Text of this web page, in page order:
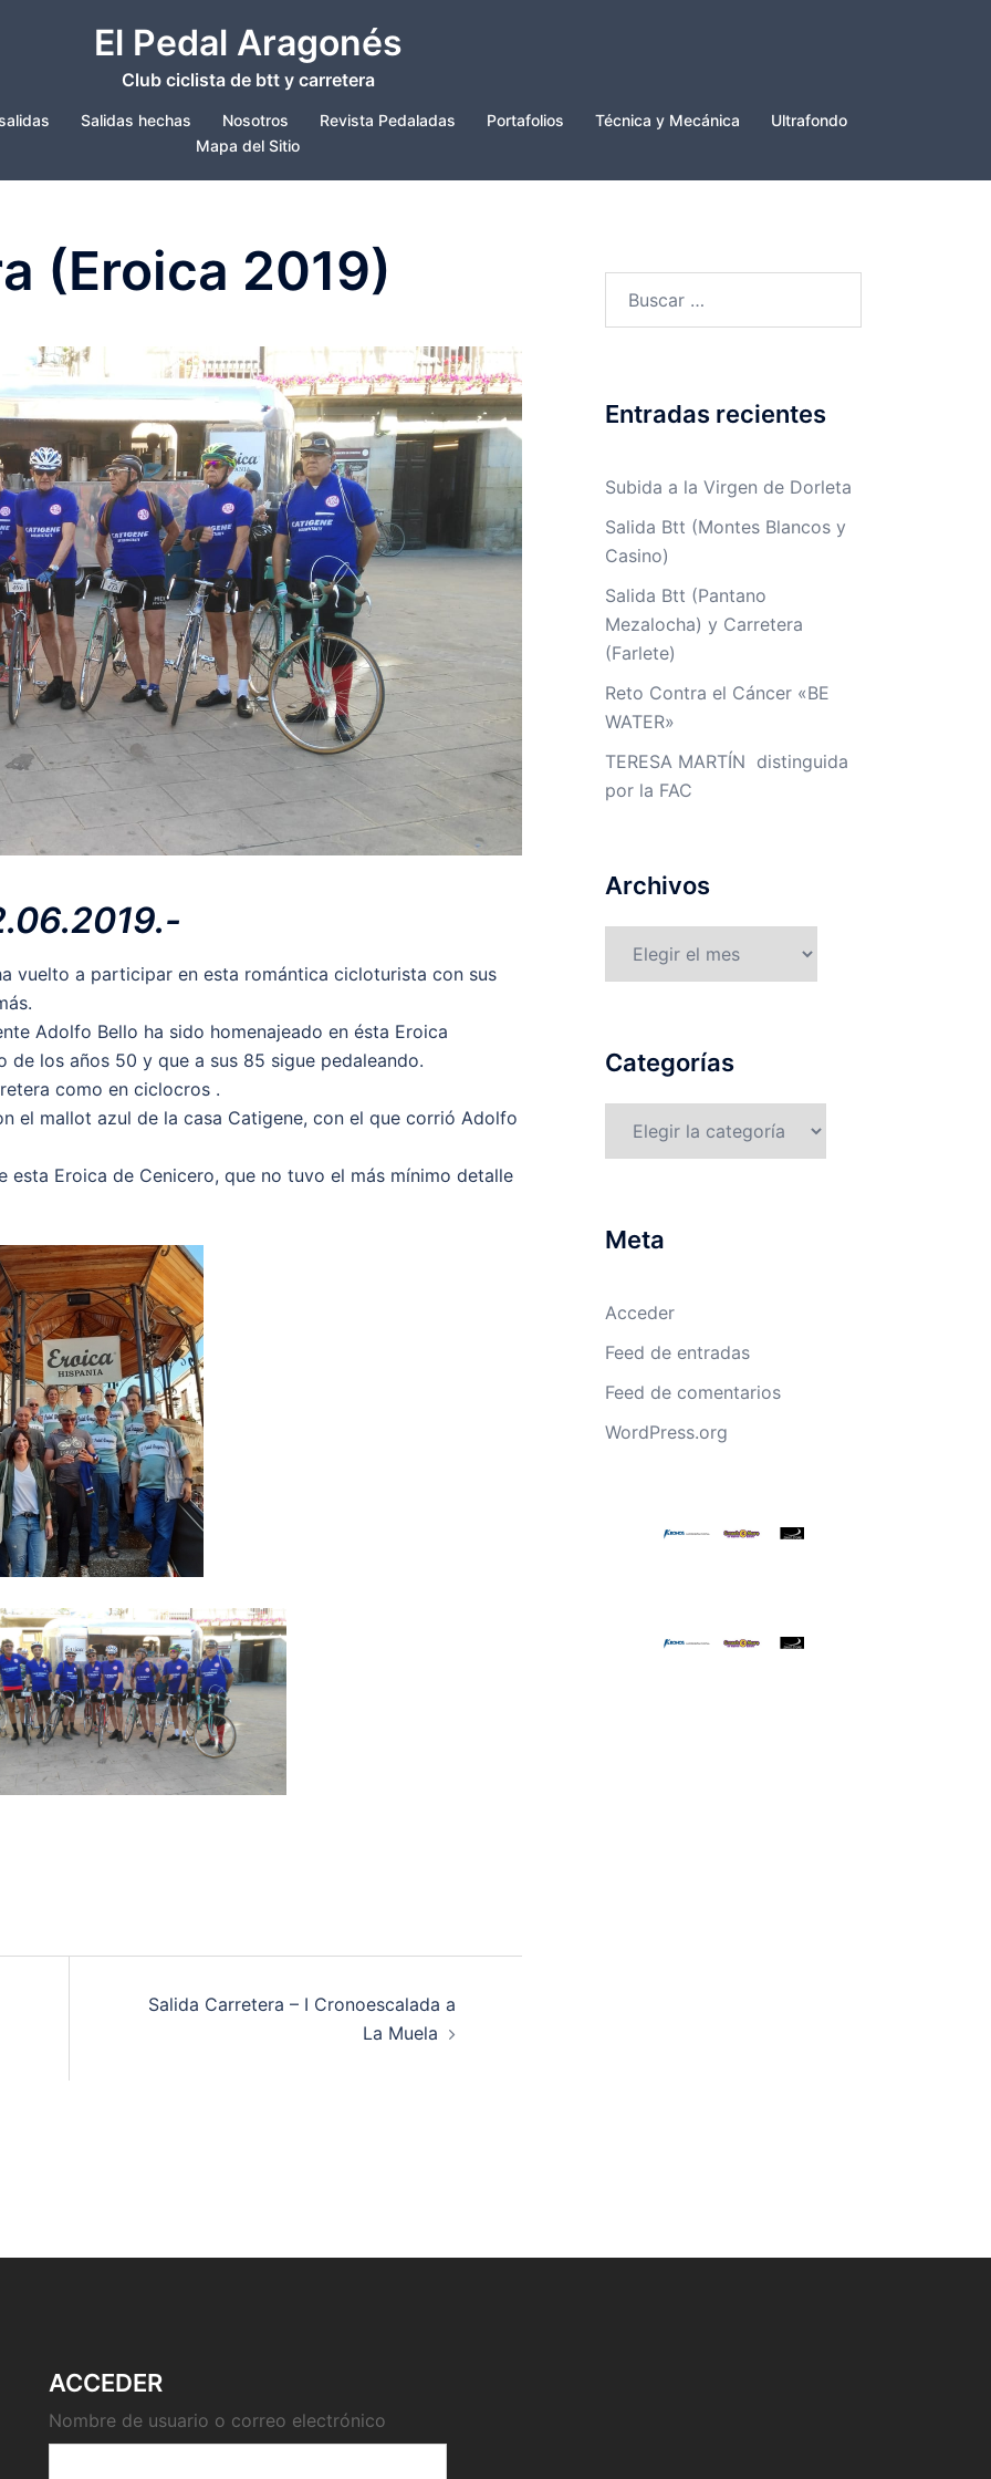
El Pedal Aragonés
Club ciclista de btt y carretera
Salidas hechas Nosotros Revista Pedaladas Portafolios Técnica y Mecánica
Ultrafondo
Mapa del Sitio
(Eroica 2019)
vuelto a participar en esta romántica cicloturista con sus
Adolfo Bello ha sido homenajeado en ésta Eroica
los años 50 y que a sus 85 sigue pedaleando.
como en ciclocros .
el mallot azul de la casa Catigene, con el que corrió Adolfo
Eroica de Cenicero, que no tuvo el más mínimo detalle
Salida Carretera – I Cronoescalada a
La Muela
Entradas recientes
Subida a la Virgen de Dorleta
Salida Btt (Montes Blancos y
Casino)
Salida Btt (Pantano
Mezalocha) y Carretera
(Farlete)
Reto Contra el Cáncer «BE
WATER»
TERESA MARTÍN distinguida
por la FAC
Archivos
Categorías
Meta
Acceder
Feed de entradas
Feed de comentarios
WordPress.org
ACCEDER
Nombre de usuario o correo electrónico